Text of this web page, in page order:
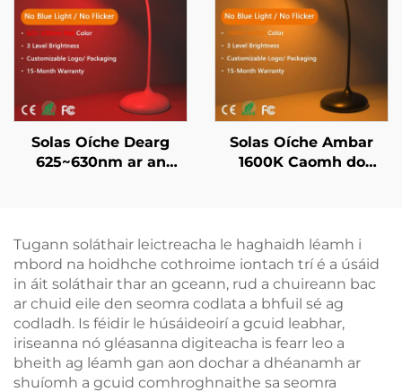
Cuimhne 18H Fad
Saighdiúr Trí Chineál-
Solas Oíche Dearg
625~630nm ar an
Luchtaithe trí USB-C
Gan Chord 18 Uair an
Chloig
Solas Oíche Ambar
1600K Caomh do
Bataireacht
Athluchtáilte 1800Mah
Tugann soláthair leictreacha le haghaidh léamh i
mbord na hoidhche cothroime iontach trí é a úsáid
in áit soláthair thar an gceann, rud a chuireann bac
ar chuid eile den seomra codlata a bhfuil sé ag
codladh. Is féidir le húsáideoirí a gcuid leabhar,
iriseanna nó gléasanna digiteacha is fearr leo a
bheith ag léamh gan aon dochar a dhéanamh ar
shuíomh a gcuid comhroghnaithe sa seomra